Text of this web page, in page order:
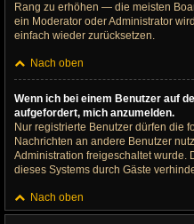
Rang zu erhöhen — die meisten
ein Moderator oder Administrator
einfach wieder zurücksetzen.
Nach oben
Wenn ich bei einem Benutzer auf
aufgefordert, mich anzumelden.
Nur registrierte Benutzer dürfen die
Nachrichten an andere Benutzer
Administration freigeschaltet wurde.
dieses Systems durch Gäste
Nach oben